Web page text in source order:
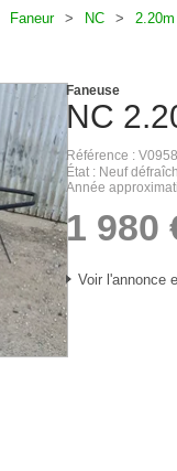
Faneur NC
NC
Faneuse
Référence
V0958
État
Neuf
Année
1 980
Voir l'annonce